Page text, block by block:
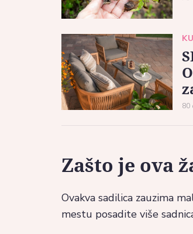
80
Zašto je ova
Ovakva sadilica zauzima
mestu posadite više